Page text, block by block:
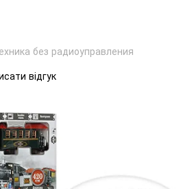
без радиоуправления
відгук